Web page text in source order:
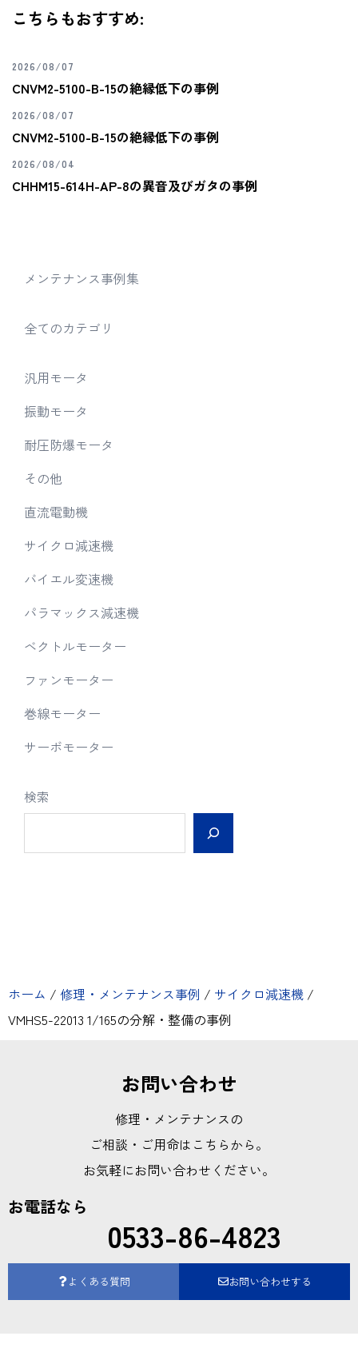
こちらもおすすめ:
2026/08/07
CNVM2-5100-B-15の絶縁低下の事例
2026/08/07
CNVM2-5100-B-15の絶縁低下の事例
2026/08/04
CHHM15-614H-AP-8の異音及びガタの事例
メンテナンス事例集
全てのカテゴリ
汎用モータ
振動モータ
耐圧防爆モータ
その他
直流電動機
サイクロ減速機
バイエル変速機
パラマックス減速機
ベクトルモーター
ファンモーター
巻線モーター
サーボモーター
検索
ホーム / 修理・メンテナンス事例 / サイクロ減速機 /
VMHS5-22013 1/165の分解・整備の事例
お問い合わせ
修理・メンテナンスの
ご相談・ご用命はこちらから。
お気軽にお問い合わせください。
お電話なら
0533-86-4823
よくある質問 お問い合わせする